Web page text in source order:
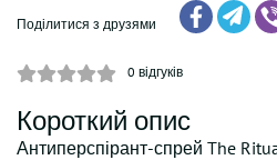
Поділитися з друзями
0 відгуків
Короткий опис
Антиперспірант-спрей The